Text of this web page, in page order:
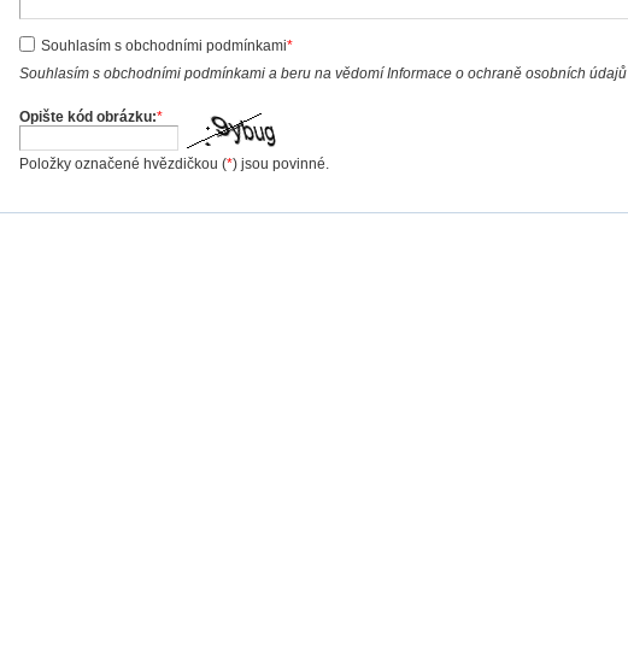
Souhlasím s obchodními podmínkami*
Souhlasím s obchodními podmínkami a beru na vědomí Informace o ochraně osobních údajů
Opište kód obrázku:*
Položky označené hvězdičkou (*) jsou povinné.